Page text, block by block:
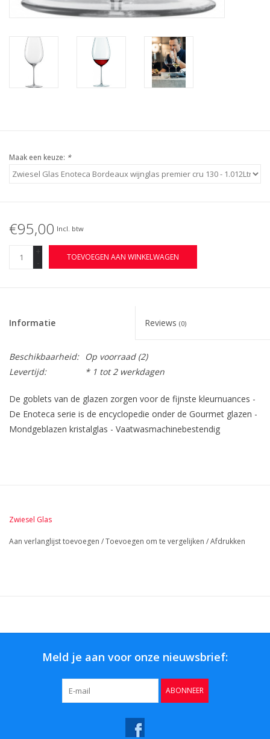
Maak een keuze: *
€95,00 Incl. btw
+
-
TOEVOEGEN AAN WINKELWAGEN
Informatie Reviews (0)
Beschikbaarheid: Op voorraad(2)
Levertijd:
* 1 tot 2 werkdagen
De goblets van de glazen zorgen voor de fijnste kleurnuances -
De Enoteca serie is de encyclopedie onder de Gourmet glazen -
Mondgeblazen kristalglas - Vaatwasmachinebestendig
Zwiesel Glas
Aan verlanglijst toevoegen /Toevoegen om te vergelijken /Afdrukken
Meld je aan voor onze nieuwsbrief:
ABONNEER